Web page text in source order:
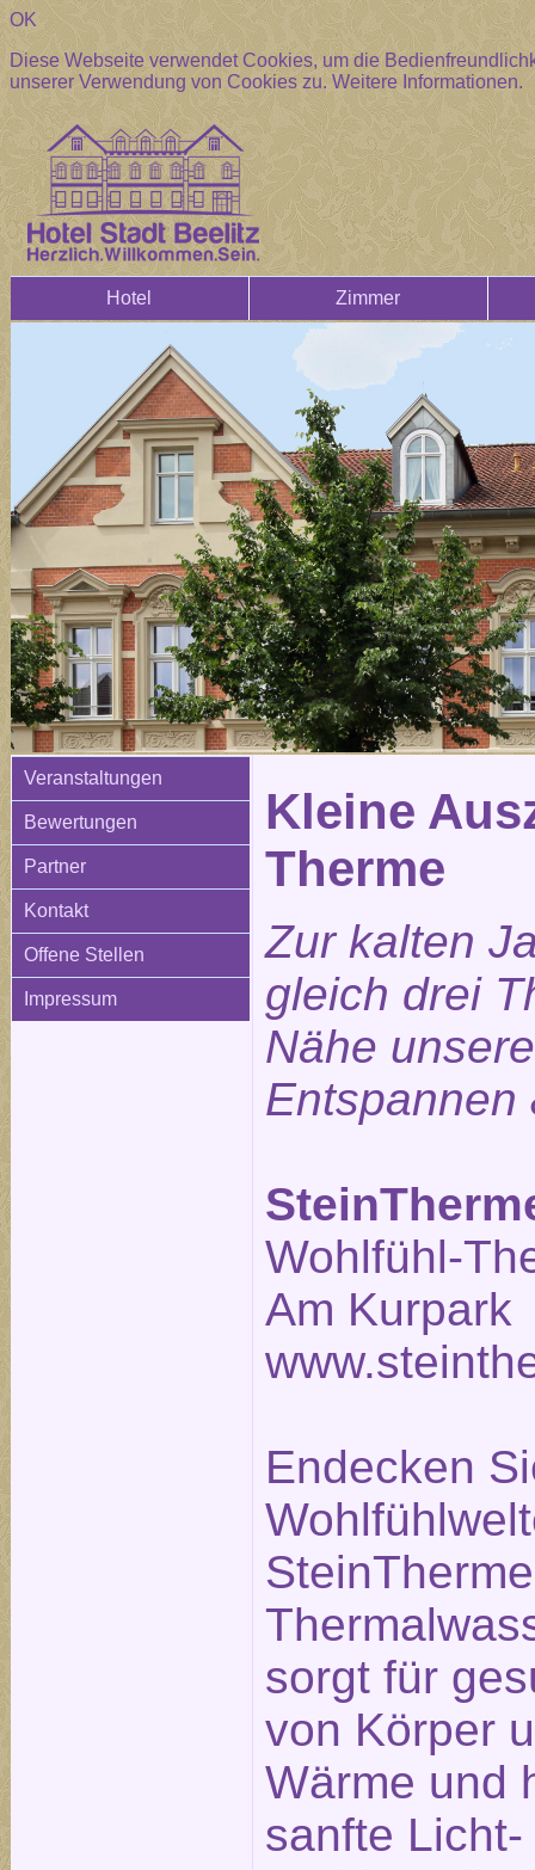
OK
Diese Webseite verwendet Cookies, um die
unserer Verwendung von Cookies zu.Weitere Informationen.
Hotel Zimmer
Veranstaltungen
Bewertungen
Partner
Kontakt
Offene Stellen
Impressum
Kleine
Therme
Zur kalten
gleich drei
Nähe
Entspannen
Wohlfühl-
Am
Endecken
sorgt für
von Körper
Wärme und
sanfte Licht-